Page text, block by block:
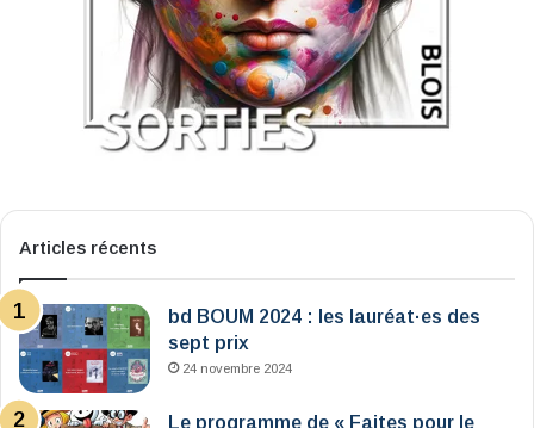
Articles récents
bd BOUM 2024 : les lauréat·es des
sept prix
24 novembre 2024
Le programme de « Faites pour le